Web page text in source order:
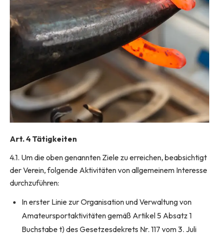
Art. 4 Tätigkeiten
4.1. Um die oben genannten Ziele zu erreichen, beabsichtigt
der Verein, folgende Aktivitäten von allgemeinem Interesse
durchzuführen:
In erster Linie zur Organisation und Verwaltung von
Amateursportaktivitäten gemäß Artikel 5 Absatz 1
Buchstabe t) des Gesetzesdekrets Nr. 117 vom 3. Juli